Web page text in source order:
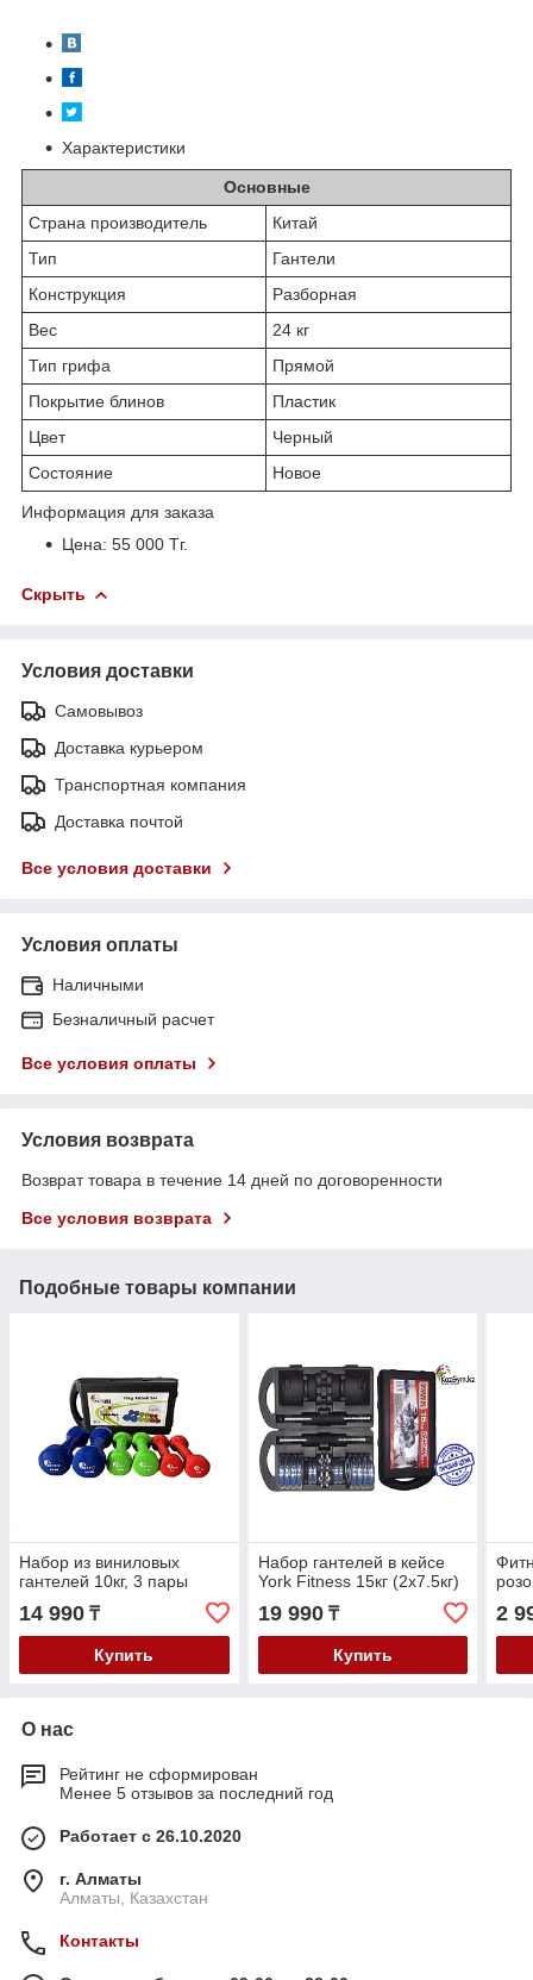
Характеристики
Основные
Страна производитель
Китай
Тип
Гантели
Конструкция
Разборная
Вес
24 кг
Тип грифа
Прямой
Покрытие блинов
Пластик
Цвет
Черный
Состояние
Новое
Информация для заказа
Цена: 55 000 Тг.
Скрыть
Условия доставки
Самовывоз
Доставка курьером
Транспортная компания
Доставка почтой
Все условия доставки
Условия оплаты
Наличными
Безналичный расчет
Все условия оплаты
Условия возврата
Возврат товара в течение 14 дней по договоренности
Все условия возврата
Подобные товары компании
Набор из виниловых
гантелей 10кг, 3 пары
14 990 ₸
Купить
Набор гантелей в кейсе
York Fitness 15кг (2х7.5кг)
19 990₸
Купить
2
О нас
Рейтинг не сформирован
Менее 5 отзывов за последний год
Работает с 26.10.2020
г. Алматы
Алматы, Казахстан
Контакты